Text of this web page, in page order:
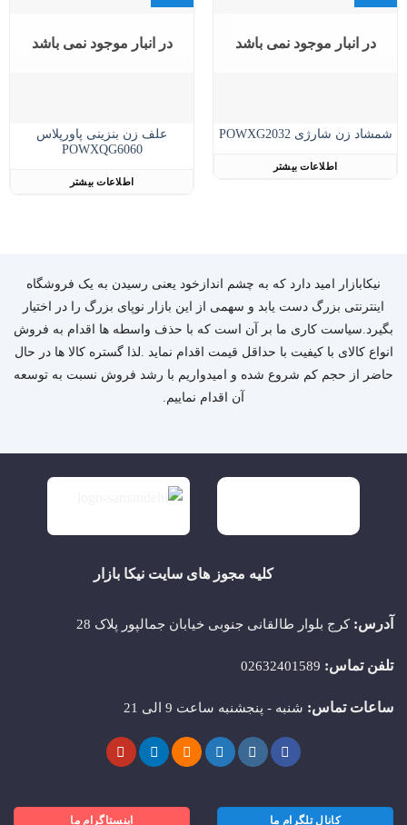
در انبار موجود نمی باشد
شمشاد زن شارژی POWXG2032
اطلاعات بیشتر
در انبار موجود نمی باشد
علف زن بنزینی پاورپلاس
POWXQG6060
اطلاعات بیشتر
نیکابازار امید دارد که به چشم اندازخود یعنی رسیدن به یک فروشگاه
اینترنتی بزرگ دست یابد و سهمی از این بازار نوپای بزرگ را در اختیار
بگیرد.سیاست کاری ما بر آن است که با حذف واسطه ها اقدام به فروش
انواع کالای با کیفیت با حداقل قیمت اقدام نماید .لذا گستره کالا ها در حال
حاضر از حجم کم شروع شده و امیدواریم با رشد فروش نسبت به توسعه
آن اقدام نماییم.
کلیه مجوز های سایت نیکا بازار
آدرس: کرج بلوار طالقانی جنوبی خیابان جمالپور پلاک 28
تلفن تماس: 02632401589
ساعات تماس: شنبه - پنجشنبه ساعت 9 الی 21
کانال تلگرام ما اینستاگرام ما